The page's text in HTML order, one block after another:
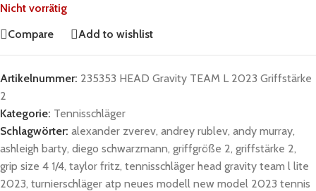
Nicht vorrätig
Compare
Add to wishlist
Artikelnummer: 235353 HEAD Gravity TEAM L 2023 Griffstärke
2
Kategorie: Tennisschläger
Schlagwörter: alexander zverev, andrey rublev, andy murray,
ashleigh barty, diego schwarzmann, griffgröße 2, griffstärke 2,
grip size 4 1/4, taylor fritz, tennisschläger head gravity team l lite
2023, turnierschläger atp neues modell new model 2023 tennis